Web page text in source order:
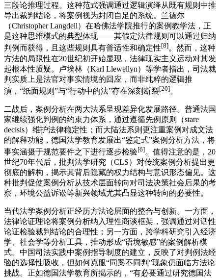
三段论推理过程。这种范式强调通过逻辑演绎从既有规则中推
导出裁判结论，将案例视为封闭自足的系统。兰德尔
（Christopher Langdell）在哈佛法学院推行的案例教学法，正
是这种思维模式的典型体现——其假定法律规则可以通过归纳
判例而获得，且这些规则具有普适性和确定性[8]。然而，这种
方法的局限性在20世纪初开始显现，法律现实主义运动对其发
起根本性质疑。卢埃林（Karl Llewellyn）等学者指出，司法裁
判实质上是法官对事实情境的回应，而非纯粹的逻辑推
演，“纸面规则”与“行动中的法”存在深刻断裂[20]。
二战后，案例分析在两大法系呈现差异化发展路径。普通法国
家继续强化判例的约束力体系，通过遵循先例原则（stare
decisis）维护法律稳定性；而大陆法系则更注重案例对成文法
的解释功能，德国法学教育发展出“鉴定式”案例分析方法，将
事实涵摄于规范要件之下进行逐步检验[6]。值得注意的是，20
世纪70年代后，批判法学研究（CLS）对传统案例分析提出更
彻底的解构，揭示其背后隐藏的权力结构与意识形态偏见。这
种批判促使案例分析从技术层面转向对司法决策社会后果的考
察，环境公益诉讼等新兴领域尤其凸显这种转向的必要性。
当代法学案例分析正经历方法论层面的整合与创新。一方面，
法律论证理论将案例分析纳入理性商谈框架，强调通过对话性
论证检验裁判结论的合理性；另一方面，跨学科研究引入经济
学、社会学等分析工具，推动形成“语境敏感”的案例解析模
式。中国司法实践中案例指导制度的建立，反映了对判例法经
验的选择性吸收，但如何克服“同案不同判”现象仍面临方法论
挑战。正如德国法学教育所揭示的，“有必要通过研究德国法